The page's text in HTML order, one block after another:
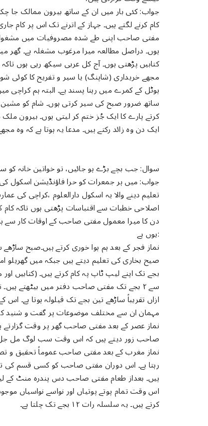
جواب: کئی بار میں ان کے ساتھ بیرون ممالک
کام کرنے لگتے ہیں۔ جہاز کے اترنے تک اس پر کام
مفتی صاحب اپنی طے شدہ مصروفیات میں مشغول
ہوں۔ دراصل مطالعہ میرا مرغوب مشغلہ ہے۔ گھر
کتابیں پڑھتی ہوں۔ آج کل عربی سیکھ رہی ہوں
مجھے خریداری (شاپنگ) یا سیر و تفریح کا کوئی
ہوٹل کے کمرے میں رہنا پسند ہے۔ البتہ ہم
ساتھ ضرور صبح کی سیر کرتی ہوں۔ شام کو مشین
کرتے پارے کا ایک جُز ختم کر لیتی ہوں۔ بیرون
ایک دن وہ زائد رکتے ہیں۔ مدعا یہ ہوتا ہے کہ وہ
سوال: جب بچے بڑے ہو جائیں، تو خواتین خانہ کو
جواب: میں ہر جمعرات کو حرا فاؤنڈیشن اسکول
تعلیم دینے والا یہ اسکول دارالعلوم ،کراچی
اصلاحی خطبات سے اقتباسات پڑھتی ہوں تاکہ کام
دن کا میرا معمول مفتی صاحب کے اوقات کار سے
یوں ہے:
بجے تک اپنے لیپ ٹاپ پہ کام کرتے ہیں۔ (کتابیں
ازاں تقریباً ساڑھے تین بجے تک قیلولہ ہوتا ہے۔
مہمان ان سے مختلف موضوعات پر گفت و شنید
نماز عصر کے بعد مفتی صاحب گھر پر وقت
صاحب زور دیتے ہیں کہ اس وقت سب لوگ مل جل
نماز مغرب کے بعد مفتی صاحب عموماً تحقیق و
رہتا ہے۔ اس دوران مفتی صاحب کو کسی قسم کی
ہیں۔ بعداز طعام مفتی صاحب دس پندرہ منٹ کے
اس وقت تمام پوتے پوتیاں اور نواسے نواسیاں
کرتے ہیں۔ یہ سلسلہ رات ۱۲ بجے تک چلتا ہے۔